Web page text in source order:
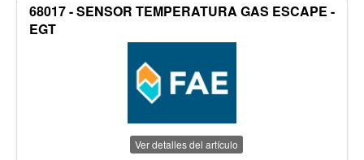
68017 - SENSOR TEMPERATURA GAS ESCAPE -
EGT
Ver detalles del artículo